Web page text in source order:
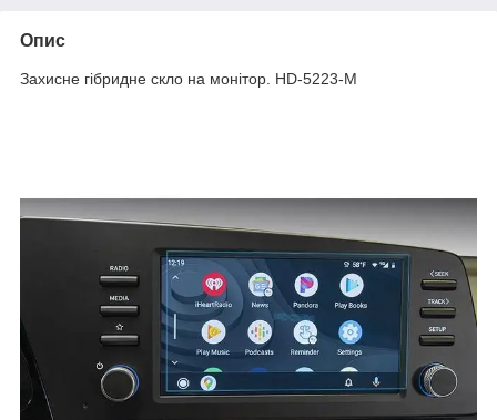
Опис
Захисне гібридне скло на монітор. HD-5223-M